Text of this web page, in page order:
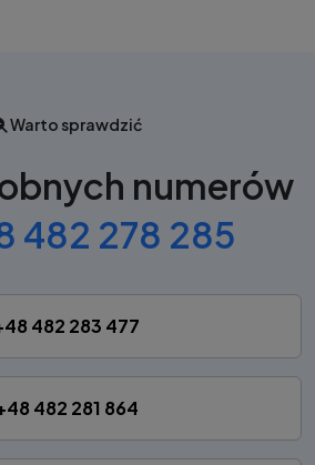
Warto sprawdzić
numerów
482 278 285
482 283 477
482 281 864